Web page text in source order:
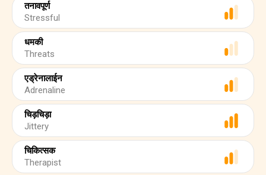
तनावपूर्ण
Stressful
धमकी
Threats
एड्रेनालाईन
Adrenaline
चिड़चिड़ा
Jittery
चिकित्सक
Therapist